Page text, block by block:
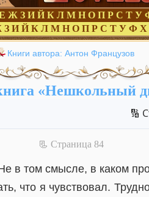
Ж З И Й К Л М Н О П Р С Т У
З И Й К Л М Н О П Р С Т У Ф Х
Книги автора: Антон Французов
«Нешкольный
🔢
📃 Cтраница 84
в том смысле, в каком
что я чувствовал.